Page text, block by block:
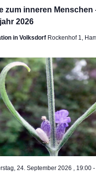
zum inneren Menschen
2026
in Volksdorf Rockenhof 1,
24. September 2026 , 19:00-